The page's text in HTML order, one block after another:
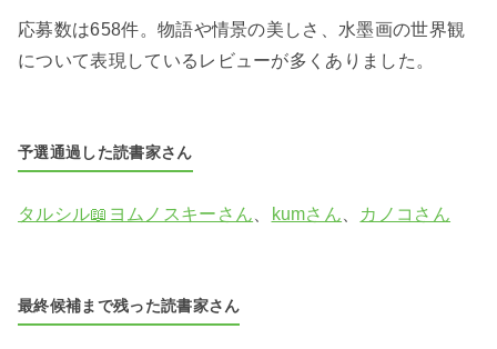
応募数は658件。物語や情景の美しさ、水墨画の世界観
について表現しているレビューが多くありました。
予選通過した読書家さん
タルシル📖ヨムノスキーさん kumさん カノコさん
最終候補まで残った読書家さん